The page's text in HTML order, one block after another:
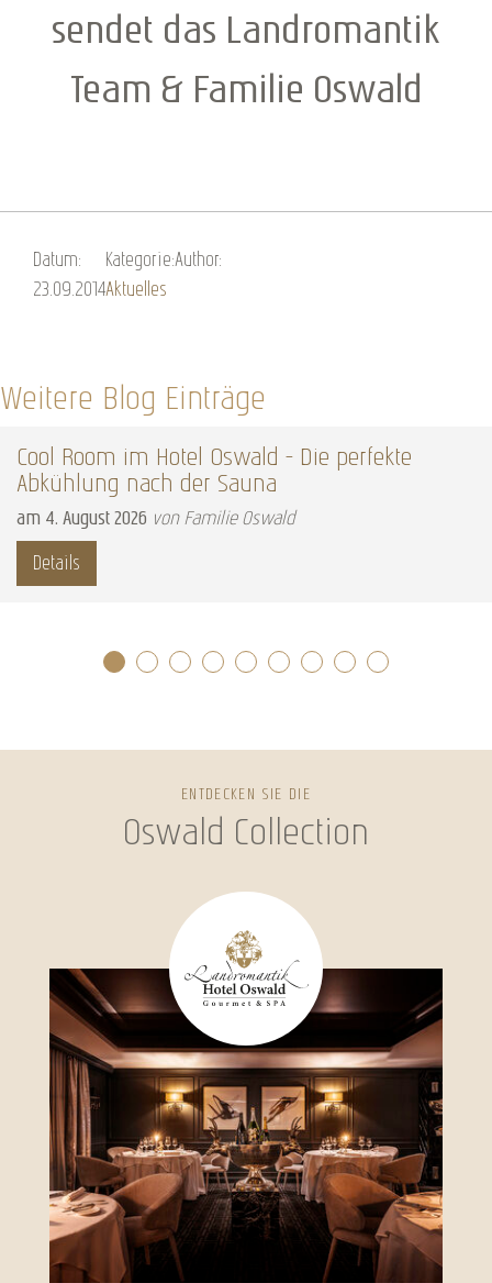
sendet das Landromantik
Team & Familie Oswald
Datum:
23.09.2014
Kategorie:
Aktuelles
Author:
Weitere Blog Einträge
Cool Room im Hotel Oswald – Die perfekte
Abkühlung nach der Sauna
am 4. August 2026 von Familie Oswald
Details
ENTDECKEN SIE DIE
Oswald Collection